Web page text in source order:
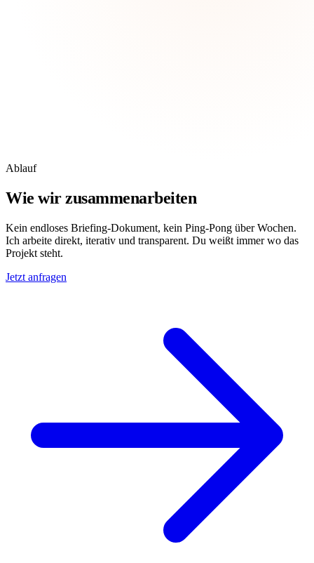
Ablauf
Wie wir zusammenarbeiten
Kein endloses Briefing-Dokument, kein Ping-Pong über Wochen.
Ich arbeite direkt, iterativ und transparent. Du weißt immer wo das
Projekt steht.
Jetzt anfragen